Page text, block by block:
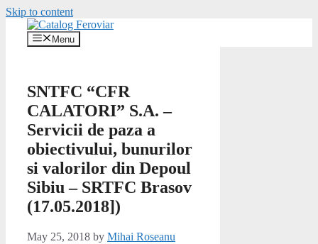
Skip to content
Menu
SNTFC “CFR
CALATORI” S.A. –
Servicii de paza a
obiectivului, bunurilor
si valorilor din Depoul
Sibiu – SRTFC Brasov
(17.05.2018])
May 25, 2018 by Mihai Roseanu